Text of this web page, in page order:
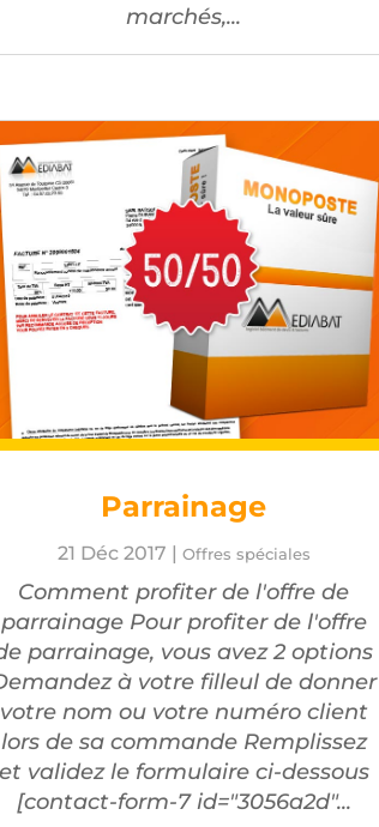
marchés,...
Parrainage
21 Déc 2017 Offres spéciales
Comment profiter de l'offre de
parrainage Pour profiter de l'offre
parrainage, vous avez 2 options
à votre filleul de donner
votre nom ou votre numéro client
lors de sa commande Remplissez
validez le formulaire ci-dessous
[contact-form-7 id="3056a2d"...